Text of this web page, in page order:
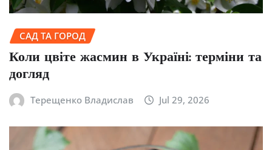
САД ТА ГОРОД
Коли цвіте жасмин в Україні: терміни та
догляд
Терещенко Владислав Jul 29, 2026